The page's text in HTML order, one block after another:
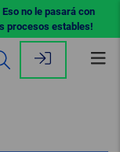
no le pasará con
procesos estables!